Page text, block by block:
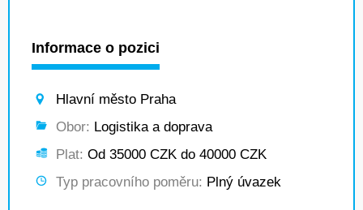
Informace o pozici
Hlavní město Praha
Obor: Logistika a doprava
Plat: Od 35000 CZK do 40000 CZK
Typ pracovního poměru: Plný úvazek